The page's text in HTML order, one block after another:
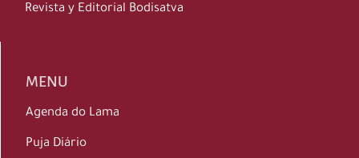
Revista y Editorial Bodisatva
MENU
Agenda do Lama
Puja Diário